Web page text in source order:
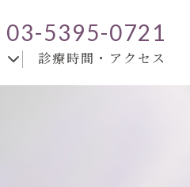
03-5395-0721
診療時間・アクセス